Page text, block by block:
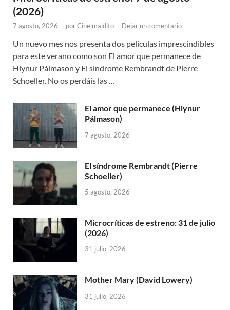
(2026)
7 agosto, 2026 - porCine maldito - Dejar un comentario
Un nuevo mes nos presenta dos películas imprescindibles
para este verano como son El amor que permanece de
Hlynur Pálmason y El síndrome Rembrandt de Pierre
Schoeller. No os perdáis las …
El amor que permanece (Hlynur
Pálmason)
7 agosto, 2026
El síndrome Rembrandt (Pierre
Schoeller)
5 agosto, 2026
Microcríticas de estreno: 31 de julio
(2026)
31 julio, 2026
Mother Mary (David Lowery)
31 julio, 2026